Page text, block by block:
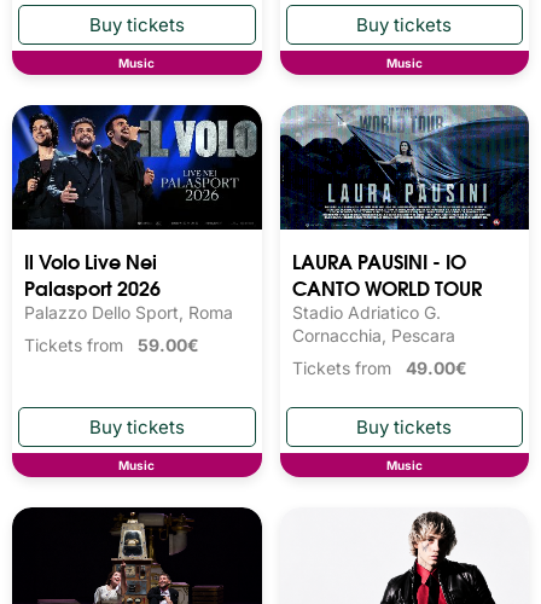
Music Music
Il Volo Live Nei
Palasport 2026
Palazzo Dello Sport, Roma
Tickets from 59.00€
Music
LAURA PAUSINI - IO
CANTO WORLD TOUR
Stadio Adriatico G.
Cornacchia, Pescara
Tickets from 49.00€
Music